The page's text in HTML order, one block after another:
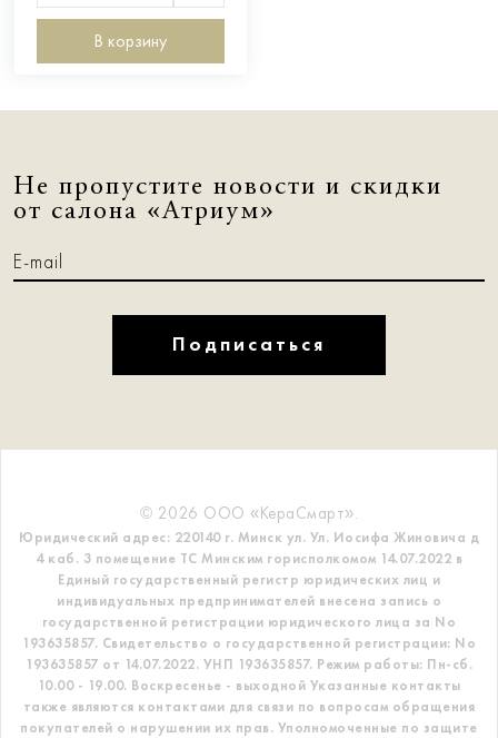
В корзину
Не пропустите новости и скидки
от салона «Атриум»
Подписаться
© 2026 ООО «КераСмарт».
Юридический адрес: 220140 г. Минск ул. Ул. Иосифа Жиновича д
4 каб. 3 помещение ТС Минским горисполкомом 14.07.2022 в
Единый государственный регистр юридических лиц и
индивидуальных предпринимателей внесена запись о
государственной регистрации юридического лица за No
193635857. Свидетельство о государственной регистрации: No
193635857 от 14.07.2022. УНП 193635857. Режим работы: Пн-сб.
10.00 - 19.00. Воскресенье - выходной Указанные контакты
также являются контактами для связи по вопросам обращения
покупателей о нарушении их прав. Уполномоченные по защите